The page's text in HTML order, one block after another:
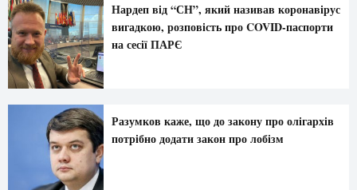
Нардеп від “СН”, який називав коронавірус
вигадкою, розповість про COVID-паспорти
на сесії ПАРЄ
Разумков каже, що до закону про олігархів
потрібно додати закон про лобізм